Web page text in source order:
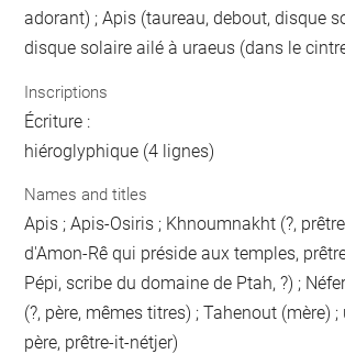
adorant) ; Apis (taureau, debout, disque
disque solaire ailé à uraeus (dans le
Inscriptions
Écriture :
hiéroglyphique (4 lignes)
Names and titles
Apis ; Apis-Osiris ; Khnoumnakht (?,
d'Amon-Rê qui préside aux temples,
Pépi, scribe du domaine de Ptah, ?) ;
(?, père, mêmes titres) ; Tahenout (mère)
père, prêtre-it-nétjer)